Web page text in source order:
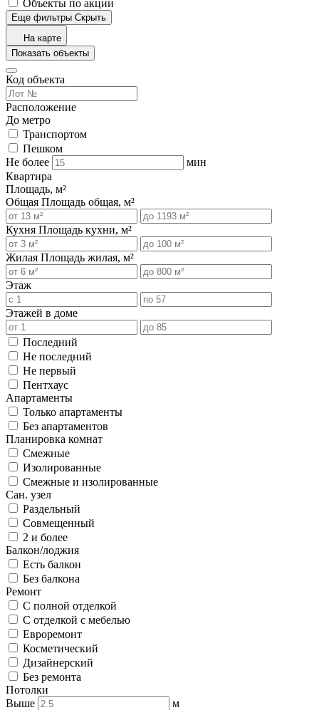
Объекты по акции
Еще фильтры Скрыть
На карте
Показать объекты
Код объекта
Расположение
До метро
Транспортом
Пешком
Не более
мин
Квартира
Площадь, м²
Общая Площадь общая, м²
Кухня Площадь кухни, м²
Жилая Площадь жилая, м²
Этаж
Этажей в доме
Последний
Не последний
Не первый
Пентхаус
Апартаменты
Только апартаменты
Без апартаментов
Планировка комнат
Смежные
Изолированные
Смежные и изолированные
Сан. узел
Раздельный
Совмещенный
2 и более
Балкон/лоджия
Есть балкон
Без балкона
Ремонт
С полной отделкой
С отделкой с мебелью
Евроремонт
Косметический
Дизайнерский
Без ремонта
Потолки
Выше
м